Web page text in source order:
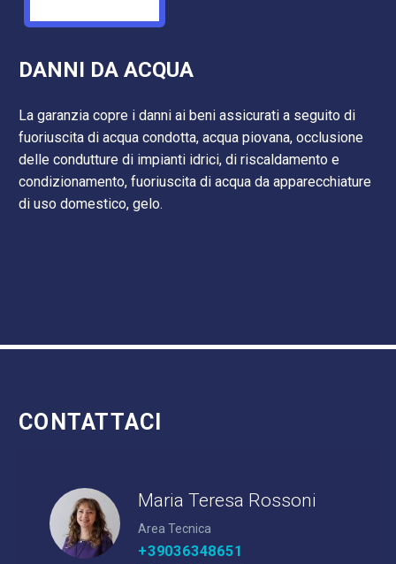
DANNI DA ACQUA
La garanzia copre i danni ai beni assicurati a seguito di
fuoriuscita di acqua condotta, acqua piovana, occlusione
delle condutture di impianti idrici, di riscaldamento e
condizionamento, fuoriuscita di acqua da apparecchiature
di uso domestico, gelo.
CONTATTACI
Maria Teresa Rossoni
Area Tecnica
+39036348651